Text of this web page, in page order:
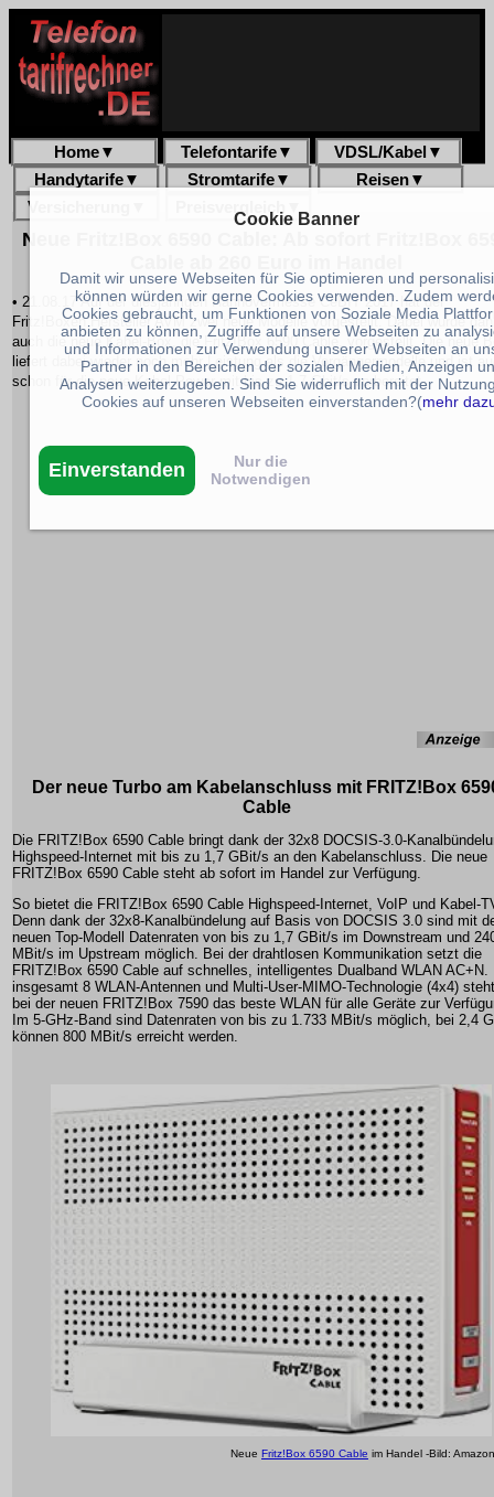
Home▼ Telefontarife▼ VDSL/Kabel ▼
Handytarife▼ Stromtarife▼ Reisen▼
Versicherung
Neue Fritz!Box 6590 Cable: Ab sofort Fritz!Box
• 21.08.17 Auf der diesjährigen Hannovermesse CeBIT 2017 hat der
Fritz!Boxen Hersteller AVM zwei neue Modelle vorgestellt. Dabei wurde
auch die neue Kabel-Box, die Fritz!Box 6590 Cable, vorgestellt. Die neue
liefert dabei wieder noch mehr Leistung als die Vorgängermodelle und ist
schon für die neue Kabel-Power mit bis zu 1,7 Gbit/s vorbereitet.
Der neue Turbo am Kabelanschluss mit FRITZ!Box
Cable
Die FRITZ!Box 6590 Cable bringt dank der 32x8 DOCSIS-3.0-
Highspeed-Internet mit bis zu 1,7 GBit/s an den Kabelanschluss. Die neue
FRITZ!Box 6590 Cable steht ab sofort im Handel zur Verfügung.
So bietet die FRITZ!Box 6590 Cable Highspeed-Internet, VoIP und Kabel-
Denn dank der 32x8-Kanalbündelung auf Basis von DOCSIS 3.0 sind mit
neuen Top-Modell Datenraten von bis zu 1,7 GBit/s im Downstream und
MBit/s im Upstream möglich. Bei der drahtlosen Kommunikation setzt die
FRITZ!Box 6590 Cable auf schnelles, intelligentes Dualband WLAN AC+N.
insgesamt 8 WLAN-Antennen und Multi-User-MIMO-Technologie (4x4)
bei der neuen FRITZ!Box 7590 das beste WLAN für alle Geräte zur
Im 5-GHz-Band sind Datenraten von bis zu 1.733 MBit/s möglich, bei 2,4
können 800 MBit/s erreicht werden.
Neue Fritz!Box 6590 Cable im Handel -Bild: Amazon
Cookie Banner
Damit wir unsere Webseiten für Sie optimieren und
können würden wir gerne Cookies verwenden. Zudem
Cookies gebraucht, um Funktionen von Soziale Media
anbieten zu können, Zugriffe auf unsere Webseiten zu
und Informationen zur Verwendung unserer Webseiten an
Partner in den Bereichen der sozialen Medien, Anzeigen
Analysen weiterzugeben. Sind Sie widerruflich mit der
Cookies auf unseren Webseiten einverstanden?(mehr
Einverstanden
Nur die
Notwendigen